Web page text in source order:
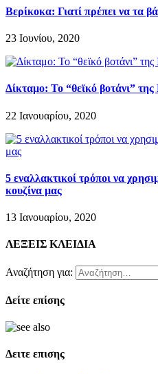
Βερίκοκα: Γιατί πρέπει να τα
23 Ιουνίου, 2020
Δίκταμο: Το “θεϊκό βοτάνι”
22 Ιανουαρίου, 2020
5 εναλλακτικοί τρόποι να
κουζίνα μας
13 Ιανουαρίου, 2020
ΛΕΞΕΙΣ ΚΛΕΙΔΙΑ
Αναζήτηση για:
Δείτε επίσης
Δειτε επισης